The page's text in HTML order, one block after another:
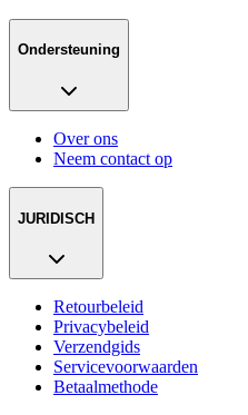
Ondersteuning
Over ons
Neem contact op
JURIDISCH
Retourbeleid
Privacybeleid
Verzendgids
Servicevoorwaarden
Betaalmethode